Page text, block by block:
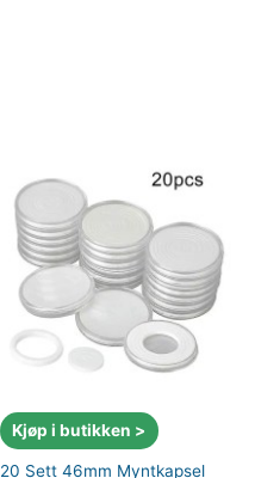
Kjøp i butikken >
20 Sett 46mm Myntkapsel